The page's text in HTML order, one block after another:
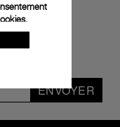
ENVOYER
notre
plus
l’utilisation